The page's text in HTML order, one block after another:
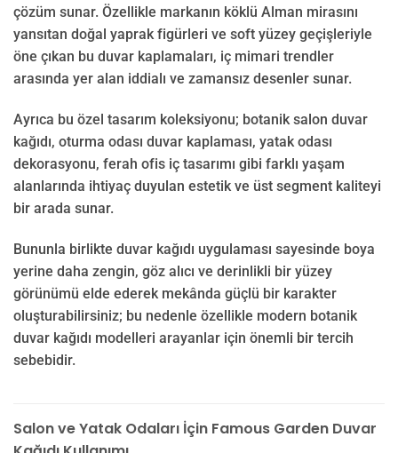
çözüm sunar. Özellikle markanın köklü Alman mirasını
yansıtan doğal yaprak figürleri ve soft yüzey geçişleriyle
öne çıkan bu duvar kaplamaları, iç mimari trendler
arasında yer alan iddialı ve zamansız desenler sunar.
Ayrıca bu özel tasarım koleksiyonu; botanik salon duvar
kağıdı, oturma odası duvar kaplaması, yatak odası
dekorasyonu, ferah ofis iç tasarımı gibi farklı yaşam
alanlarında ihtiyaç duyulan estetik ve üst segment kaliteyi
bir arada sunar.
Bununla birlikte duvar kağıdı uygulaması sayesinde boya
yerine daha zengin, göz alıcı ve derinlikli bir yüzey
görünümü elde ederek mekânda güçlü bir karakter
oluşturabilirsiniz; bu nedenle özellikle modern botanik
duvar kağıdı modelleri arayanlar için önemli bir tercih
sebebidir.
Salon ve Yatak Odaları İçin Famous Garden Duvar